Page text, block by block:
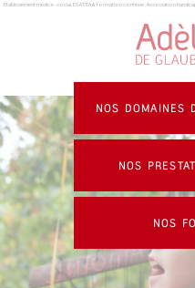
Panneau de gestion des cookies
Établissement médico-social, ESAT, EA & formation continue : Association
NOS DOMAINES
NOS
NOS